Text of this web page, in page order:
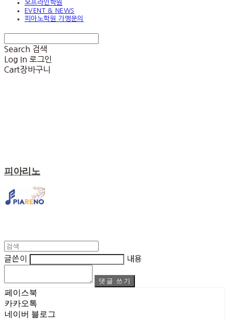
오프라인학원
EVENT & NEWS
피아노학원 가맹문의
Search 검색
Log In 로그인
Cart장바구니
피아리노
글쓴이 내용
댓글 쓰기
페이스북
카카오톡
네이버 블로그